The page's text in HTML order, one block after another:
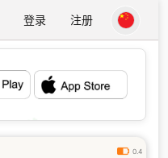
登录 注册
0.4